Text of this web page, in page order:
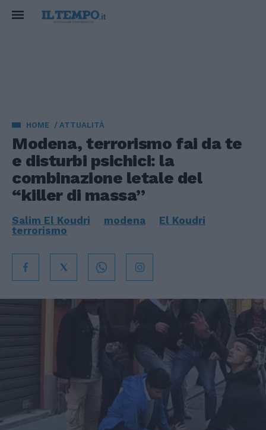
HOME ATTUALITÀ
Modena, terrorismo fai da te
e disturbi psichici: la
combinazione letale del
“killer di massa”
Salim El Koudri modena
El Koudri
terrorismo